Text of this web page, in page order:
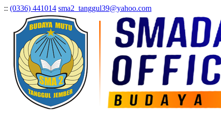
:: (0336) 441014 sma2_tanggul39@yahoo.com